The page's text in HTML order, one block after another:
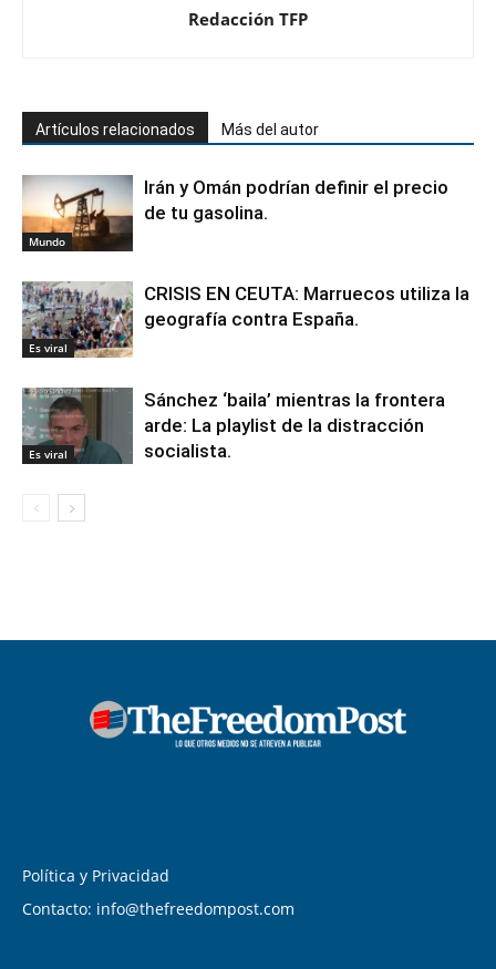
Redacción TFP
Artículos relacionados Más del autor
Mundo
Irán y Omán podrían definir el precio
de tu gasolina.
Es viral
CRISIS EN CEUTA: Marruecos utiliza la
geografía contra España.
Es viral
Sánchez ‘baila’ mientras la frontera
arde: La playlist de la distracción
socialista.
Política y Privacidad
Contacto: info@thefreedompost.com